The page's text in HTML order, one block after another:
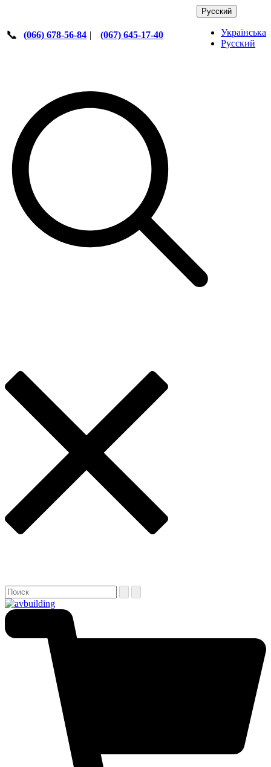
📞 (066) 678-56-84 | (067) 645-17-40
Русский
Українська
Русский